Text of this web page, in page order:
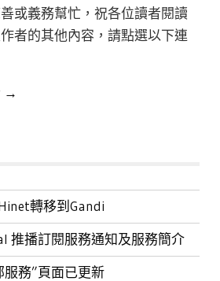
或義務幫忙，祝各位讀者閱讀
者的其他內容，請點選以下連
→
轉移到Gandi
推播訂閱服務通知及服務簡介
服務”頁面已更新